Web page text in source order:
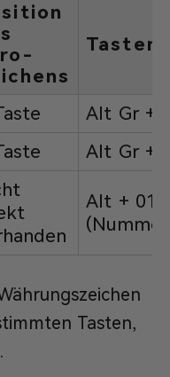
Alt Gr +
Alt Gr +
Alt +
Tasten,